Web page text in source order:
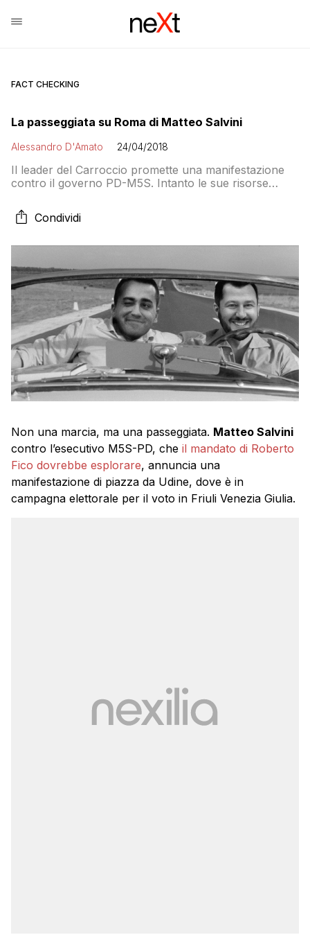
FACT CHECKING
La passeggiata su Roma di Matteo Salvini
Alessandro D'Amato 24/04/2018
Il leader del Carroccio promette una manifestazione
contro il governo PD-M5S. Intanto le sue risorse
per la chiusura del forno leghista.
Condividi
Non una marcia, ma una passeggiata. Matteo Salvini
contro l’esecutivo M5S-PD, che il mandato di Roberto
Fico dovrebbe esplorare, annuncia una
manifestazione di piazza da Udine, dove è in
campagna elettorale per il voto in Friuli Venezia Giulia.